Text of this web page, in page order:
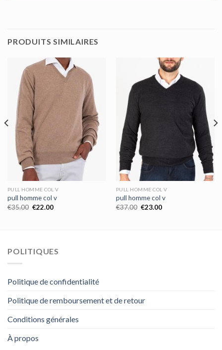
PRODUITS SIMILAIRES
PULL HOMME COL V
pull homme col v
€35.00 €22.00
PULL HOMME COL V
pull homme col v
€37.00 €23.00
POLITIQUES
Politique de confidentialité
Politique de remboursement et de retour
Conditions générales
À propos